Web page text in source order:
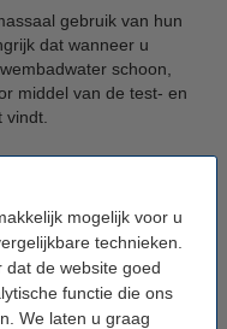
mogelijk voor u
technieken.
dat de website goed
functie die ons
We laten u graag
gebruik van hun
dat wanneer u
schoon,
middel van de test- en
met de test- en
de chloorwaardes,
Het is belangrijk
zodat uw
Een te hoge pH-